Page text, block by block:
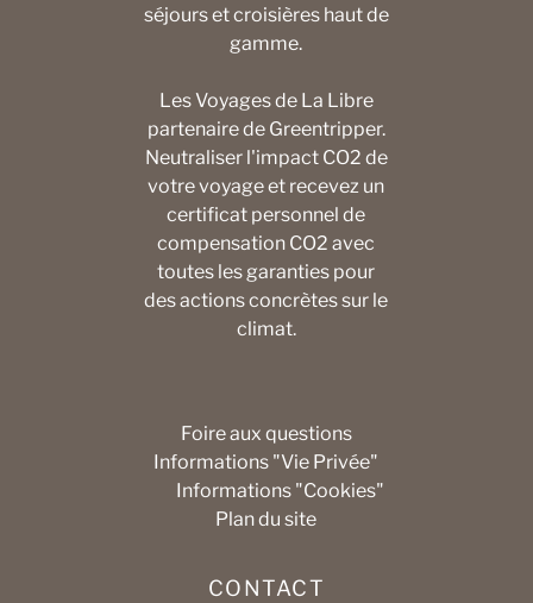
CONTACT
séjours et croisières haut de
gamme.
Les Voyages de La Libre
partenaire de Greentripper.
Neutraliser l'impact CO2 de
votre voyage et recevez un
certificat personnel de
compensation CO2 avec
toutes les garanties pour
des actions concrètes sur le
climat.
Foire aux questions
Informations "Vie Privée"
Informations "Cookies"
Plan du site